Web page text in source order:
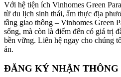
Với hệ tiện ích Vinhomes Green
từ du lịch sinh thái, ẩm thực địa
tầng giao thông – Vinhomes Green
sống, mà còn là điểm đến có giá trị
bền vững. Liên hệ ngay cho chúng
án.
ĐĂNG KÝ NHẬN